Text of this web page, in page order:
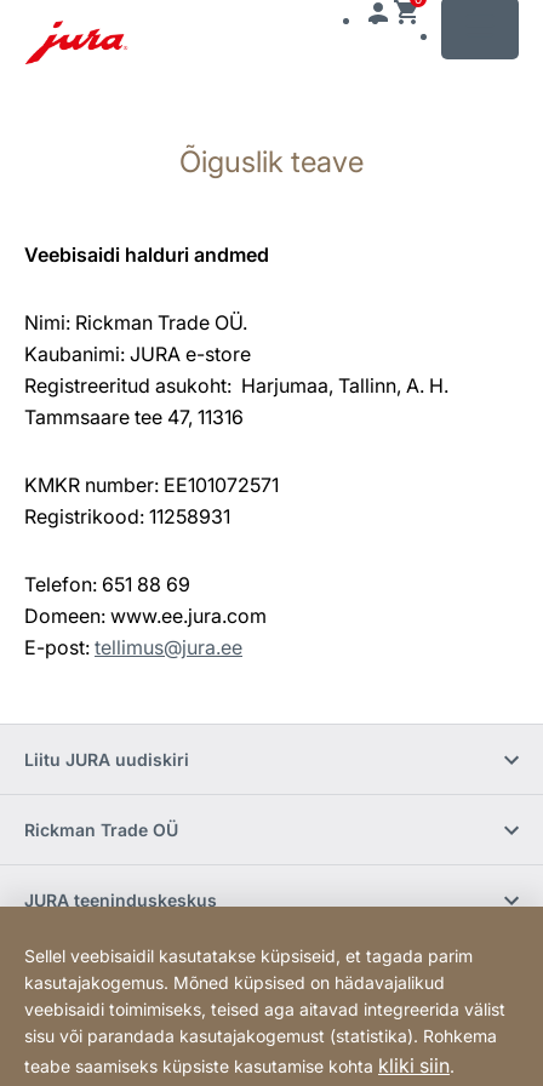
Õiguslik teave
Veebisaidi halduri andmed
Nimi: Rickman Trade OÜ.
Kaubanimi: JURA e-store
Registreeritud asukoht: Harjumaa, Tallinn, A. H.
Tammsaare tee 47, 11316
KMKR number: EE101072571
Registrikood: 11258931
Telefon: 651 88 69
Domeen: www.ee.jura.com
E-post: tellimus@jura.ee
Liitu JURA uudiskiri
Rickman Trade OÜ
JURA teeninduskeskus
E-pood / Tingimused
Sotsiaalmeedia
Sellel veebisaidil kasutatakse küpsiseid, et tagada parim
kasutajakogemus. Mõned küpsised on hädavajalikud
veebisaidi toimimiseks, teised aga aitavad integreerida välist
sisu või parandada kasutajakogemust (statistika). Rohkema
teabe saamiseks küpsiste kasutamise kohta kliki siin.